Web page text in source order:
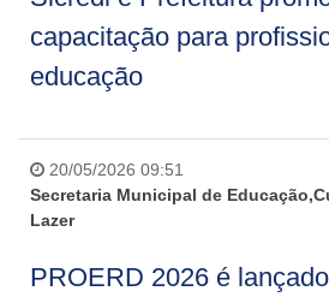
capacitação para
educação
20/05/2026 09:51
Secretaria Municipal de
Lazer
PROERD 2026 é